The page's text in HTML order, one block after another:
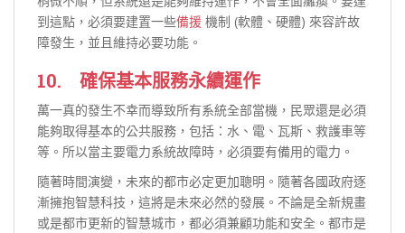
到這點，必須要建置一些備援 機制 (軟體、硬體) 來容許故
障發生，並且維持必要功能。
10. 確保基本服務永續運作
萬一真的發生不幸而導致所有系統全部當機，民眾還是必須
能夠取得基本的公共服務，包括：水、電、瓦斯、救護車等
等。所以當主要電力系統故障時，必須要有備用的電力。
隨著時間演變，未來的都市必定更加聰明。隨著各國政府逐
漸擁抱智慧科技，這將是未來必然的發展。不論是全新規畫
或是都市更新的智慧城市，都必須兼顧功能和安全。都市是